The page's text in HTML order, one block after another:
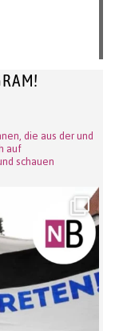
die aus der und
auf
schauen